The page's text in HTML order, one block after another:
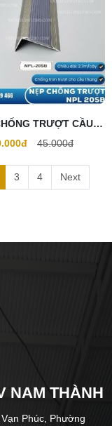
TRƯỢT CẦU
NPL - 20SB
45.000đ
3 4 Next
NAM THÀNH
Phúc, Phường